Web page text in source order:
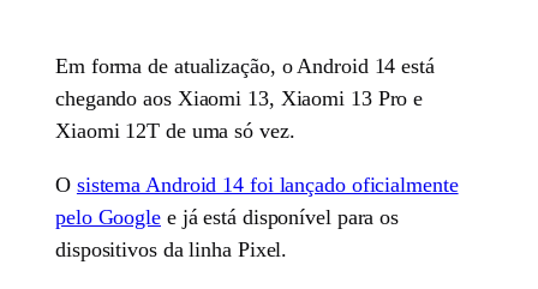
Em forma de atualização, o Android 14 está
chegando aos Xiaomi 13, Xiaomi 13 Pro e
Xiaomi 12T de uma só vez.
O sistema Android 14 foi lançado oficialmente
pelo Googlee já está disponível para os
dispositivos da linha Pixel.